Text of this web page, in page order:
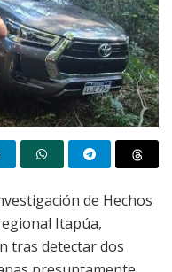
de Hechos
Itapúa,
tras detectar dos